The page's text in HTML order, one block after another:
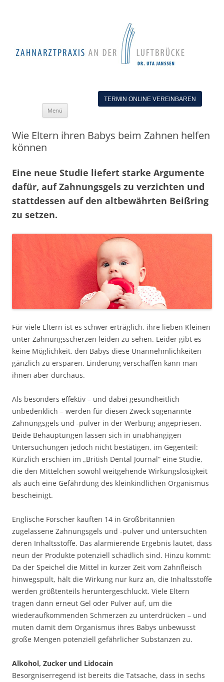
TERMIN ONLINE VEREINBAREN
Menü
Wie Eltern ihren Babys beim Zahnen helfen
können
Eine neue Studie liefert starke Argumente
dafür, auf Zahnungsgels zu verzichten und
stattdessen auf den altbewährten Beißring
zu setzen.
Für viele Eltern ist es schwer erträglich, ihre lieben Kleinen
unter Zahnungsscherzen leiden zu sehen. Leider gibt es
keine Möglichkeit, den Babys diese Unannehmlichkeiten
gänzlich zu ersparen. Linderung verschaffen kann man
ihnen aber durchaus.
Als besonders effektiv – und dabei gesundheitlich
unbedenklich – werden für diesen Zweck sogenannte
Zahnungsgels und -pulver in der Werbung angepriesen.
Beide Behauptungen lassen sich in unabhängigen
Untersuchungen jedoch nicht bestätigen, im Gegenteil:
Kürzlich erschien im „British Dental Journal“ eine Studie,
die den Mittelchen sowohl weitgehende Wirkungslosigkeit
als auch eine Gefährdung des kleinkindlichen Organismus
bescheinigt.
Englische Forscher kauften 14 in Großbritannien
zugelassene Zahnungsgels und -pulver und untersuchten
deren Inhaltsstoffe. Das alarmierende Ergebnis lautet, dass
neun der Produkte potenziell schädlich sind. Hinzu kommt:
Da der Speichel die Mittel in kurzer Zeit vom Zahnfleisch
hinwegspült, hält die Wirkung nur kurz an, die Inhaltsstoffe
werden größtenteils heruntergeschluckt. Viele Eltern
tragen dann erneut Gel oder Pulver auf, um die
wiederaufkommenden Schmerzen zu unterdrücken – und
muten damit dem Organismus ihres Babys unbewusst
große Mengen potenziell gefährlicher Substanzen zu.
Alkohol, Zucker und Lidocain
Besorgniserregend ist bereits die Tatsache, dass in sechs